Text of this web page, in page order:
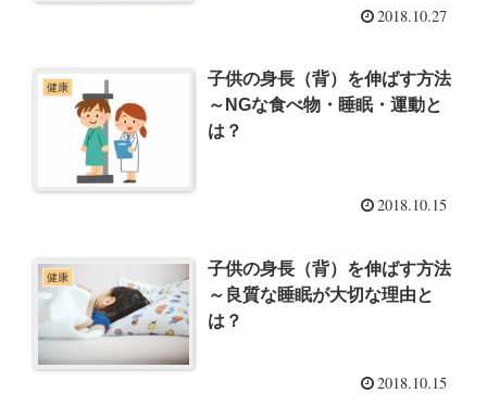
2018.10.27
健康
子供の身長（背）を伸ばす方法
～NGな食べ物・睡眠・運動と
は？
2018.10.15
健康
子供の身長（背）を伸ばす方法
～良質な睡眠が大切な理由と
は？
2018.10.15